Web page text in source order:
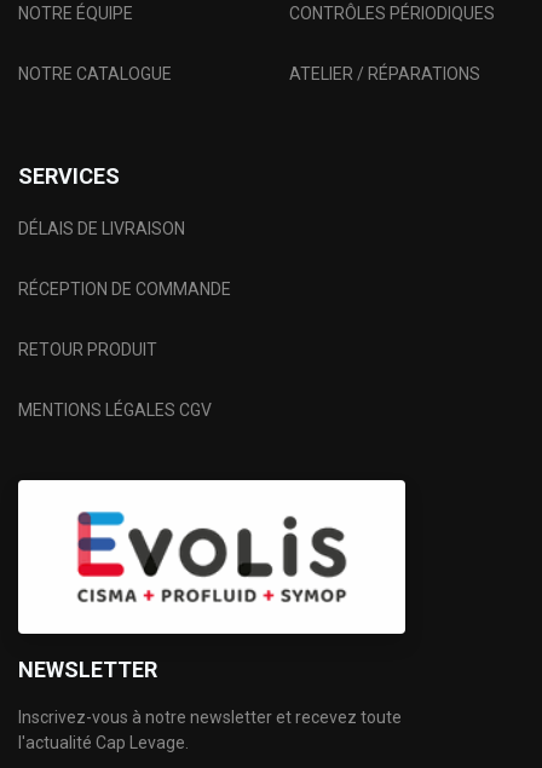
NOTRE ÉQUIPE
NOTRE CATALOGUE
CONTRÔLES PÉRIODIQUES
ATELIER / RÉPARATIONS
SERVICES
DÉLAIS DE LIVRAISON
RÉCEPTION DE COMMANDE
RETOUR PRODUIT
MENTIONS LÉGALES CGV
NEWSLETTER
Inscrivez-vous à notre newsletter et recevez toute
l'actualité Cap Levage.